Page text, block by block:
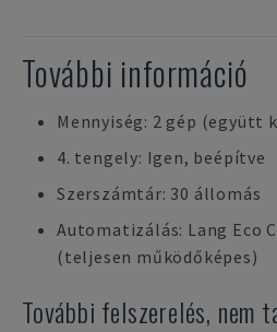
További információ
Mennyiség: 2 gép (együtt
4. tengely: Igen, beépítve
Szerszámtár: 30 állomás
Automatizálás: Lang Eco
(teljesen működőképes)
További felszerelés, nem